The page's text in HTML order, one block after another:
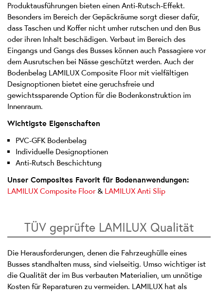
Produktausführungen bieten einen Anti-Rutsch-Effekt.
Besonders im Bereich der Gepäckräume sorgt dieser dafür,
dass Taschen und Koffer nicht umher rutschen und den Bus
oder ihren Inhalt beschädigen. Verbaut im Bereich des
Eingangs und Gangs des Busses können auch Passagiere vor
dem Ausrutschen bei Nässe geschützt werden. Auch der
Bodenbelag LAMILUX Composite Floor mit vielfältigen
Designoptionen bietet eine geruchsfreie und
gewichtssparende Option für die Bodenkonstruktion im
Innenraum.
Wichtigste Eigenschaften
PVC-GFK Bodenbelag
Individuelle Designoptionen
Anti-Rutsch Beschichtung
Unser Composites Favorit für Bodenanwendungen:
LAMILUX Composite Floor& LAMILUX Anti Slip
TÜV geprüfte LAMILUX Qualität
Die Herausforderungen, denen die Fahrzeughülle eines
Busses standhalten muss, sind vielseitig. Umso wichtiger ist
die Qualität der im Bus verbauten Materialien, um unnötige
Kosten für Reparaturen zu vermeiden. LAMILUX hat als